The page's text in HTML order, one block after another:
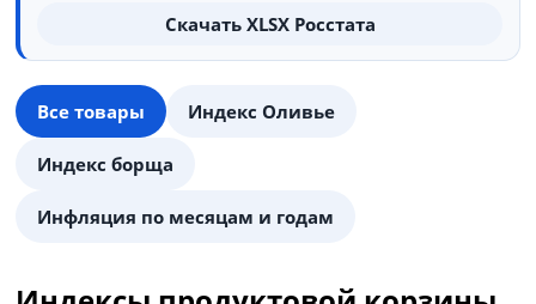
Скачать XLSX Росстата
Все товары Индекс Оливье
Индекс борща
Инфляция по месяцам и годам